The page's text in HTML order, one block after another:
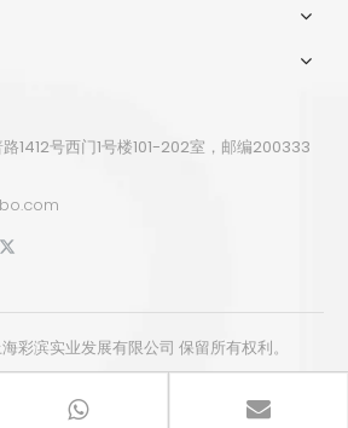
1412号西门1号楼101-202室，邮编200333
彩滨实业发展有限公司 保留所有权利。